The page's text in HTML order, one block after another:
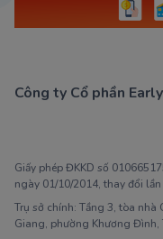
Công ty Cổ phần
Giấy phép ĐKKD số
ngày 01/10/2014, thay đổi
Trụ sở chính: Tầng 3, tòa nhà
Giang, phường Khương Đình,